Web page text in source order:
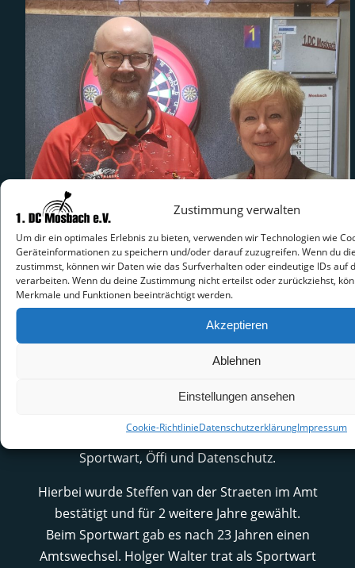
Zustimmung verwalten
Um dir ein optimales Erlebnis zu bieten, verwenden wir Technologien wie
Geräteinformationen zu speichern und/oder darauf zuzugreifen. Wenn du
zustimmst, können wir Daten wie das Surfverhalten oder eindeutige IDs auf
verarbeiten. Wenn du deine Zustimmung nicht erteilst oder zurückziehst,
Merkmale und Funktionen beeinträchtigt werden.
Akzeptieren
Ablehnen
Einstellungen ansehen
Cookie-RichtlinieDatenschutzerklärungImpressum
anstehenden Wahlen für die Ämter, Vize,
Sportwart, Öffi und Datenschutz.
Hierbei wurde Steffen van der Straeten im Amt
bestätigt und für 2 weitere Jahre gewählt.
Beim Sportwart gab es nach 23 Jahren einen
Amtswechsel. Holger Walter trat als Sportwart